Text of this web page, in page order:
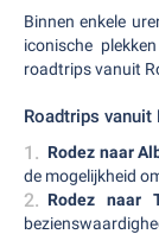
Binnen enkele
iconische
roadtrips vanuit
Roadtrips vanuit
Rodez naar
de mogelijkheid
Rodez naar